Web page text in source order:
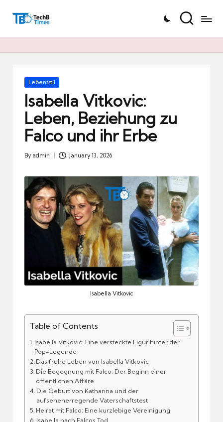
T
h
Posted
Lebensstil
Isabella Vitkovic:
Leben, Beziehung zu
Falco und ihr Erbe
Posted
By admin January 13, 2026
Isabella Vitkovic
Table of Contents
Isabella Vitkovic: Eine versteckte Figur hinter der
Pop-Legende
Das frühe Leben von Isabella Vitkovic
Die Begegnung mit Falco: Der Beginn einer
öffentlichen Affäre
Die Geburt von Katharina und der
aufsehenerregende Vaterschaftstest
Heirat mit Falco: Eine kurzlebige Vereinigung
Isabella nach Falcos Tod